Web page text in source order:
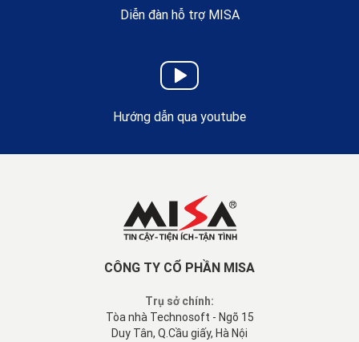
Diễn đàn hỗ trợ MISA
Hướng dẫn qua youtube
CÔNG TY CỔ PHẦN MISA
Trụ sở chính:
Tòa nhà Technosoft - Ngõ 15
Duy Tân, Q.Cầu giấy, Hà Nội